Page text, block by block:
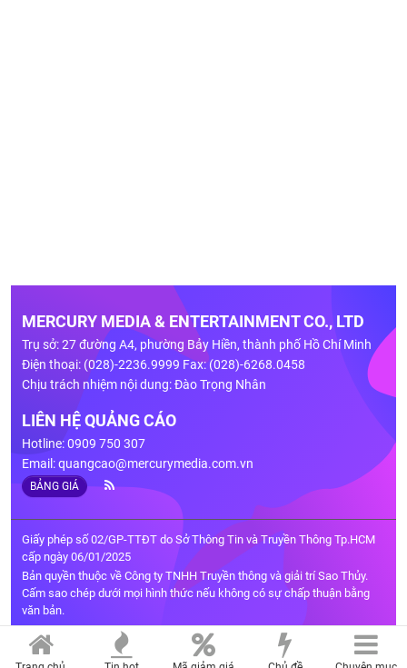
MERCURY MEDIA & ENTERTAINMENT CO., LTD
Trụ sở: 27 đường A4, phường Bảy Hiền, thành phố Hồ Chí Minh
Điện thoại: (028)-2236.9999 Fax: (028)-6268.0458
Chịu trách nhiệm nội dung: Đào Trọng Nhân
LIÊN HỆ QUẢNG CÁO
Hotline: 0909 750 307
Email:quangcao@mercurymedia.com.vn
BẢNG GIÁ
Giấy phép số 02/GP-TTĐT do Sở Thông Tin và Truyền Thông Tp.HCM
cấp ngày 06/01/2025
Bản quyền thuộc về Công ty TNHH Truyền thông và giải trí Sao Thủy.
Cấm sao chép dưới mọi hình thức nếu không có sự chấp thuận bằng
văn bản.